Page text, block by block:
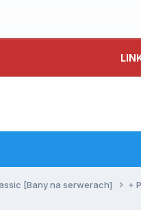
[Bany na serwerach] +